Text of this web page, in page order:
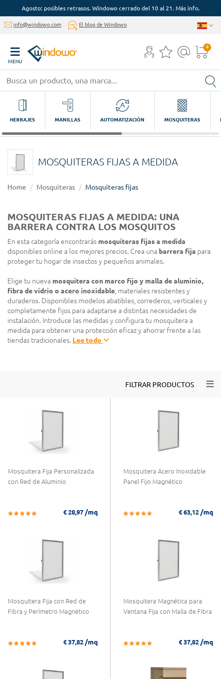
Agosto: posibles retrasos. Windowo cerrado del 10 al 21. Más info.
info@windowo.com El blog de Windowo
MENU
0
HERRAJES MANILLAS AUTOMATIZACIÓN MOSQUITERAS
MOSQUITERAS FIJAS A MEDIDA
Home Mosquiteras Mosquiteras fijas
MOSQUITERAS FIJAS A MEDIDA: UNA
BARRERA CONTRA LOS MOSQUITOS
En esta categoría encontrarás mosquiteras fijas a medida
disponibles online a los mejores precios. Crea una barrera fija para
proteger tu hogar de insectos y pequeños animales.
Elige tu nueva mosquitera con marco fijo y malla de aluminio,
fibra de vidrio o acero inoxidable , materiales resistentes y
duraderos. Disponibles modelos abatibles, correderos, verticales y
completamente fijos para adaptarse a distintas necesidades de
instalación. Introduce las medidas y configura tu mosquitera a
medida para obtener una protección eficaz y ahorrar frente a las
tiendas tradicionales. Lee todo
FILTRAR PRODUCTOS
Mosquitera Fija Personalizada
con Red de Aluminio
€ 28,97 /mq
Mosquitera Acero Inoxidable
Panel Fijo Magnético
€ 63,12 /mq
Mosquitera Fija con Red de
Fibra y Perímetro Magnético
€ 37,82 /mq
Mosquitera Magnética para
Ventana Fija con Malla de Fibra
€ 37,82 /mq